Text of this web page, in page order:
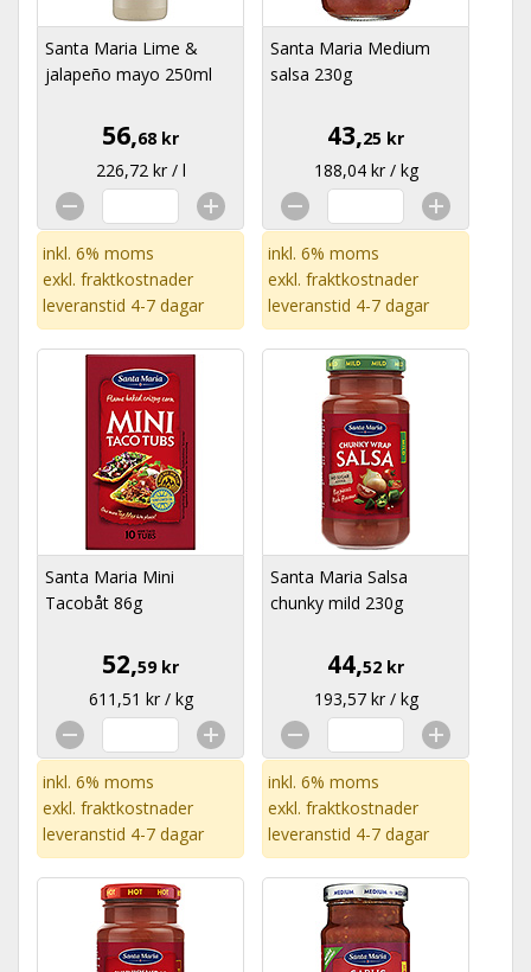
Santa Maria Lime &
jalapeño mayo 250ml
56,68 kr
226,72 kr / l
inkl. 6% moms
exkl. fraktkostnader
leveranstid 4-7 dagar
Santa Maria Medium
salsa 230g
43,25 kr
188,04 kr / kg
inkl. 6% moms
exkl. fraktkostnader
leveranstid 4-7 dagar
Santa Maria Mini
Tacobåt 86g
52,59 kr
611,51 kr / kg
inkl. 6% moms
exkl. fraktkostnader
leveranstid 4-7 dagar
Santa Maria Salsa
chunky mild 230g
44,52 kr
193,57 kr / kg
inkl. 6% moms
exkl. fraktkostnader
leveranstid 4-7 dagar